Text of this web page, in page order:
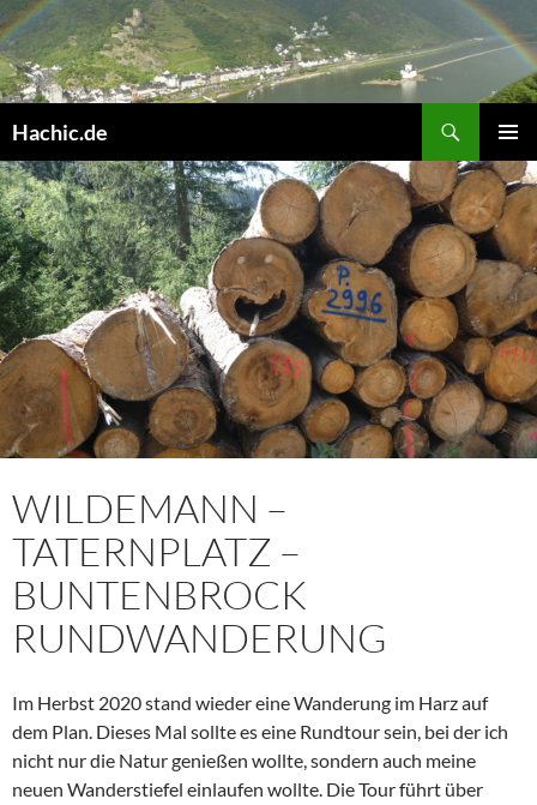
Hachic.de
MENÜ
WILDEMANN –
TATERNPLATZ –
BUNTENBROCK
RUNDWANDERUNG
Im Herbst 2020 stand wieder eine Wanderung im Harz auf
dem Plan. Dieses Mal sollte es eine Rundtour sein, bei der ich
nicht nur die Natur genießen wollte, sondern auch meine
neuen Wanderstiefel einlaufen wollte. Die Tour führt über